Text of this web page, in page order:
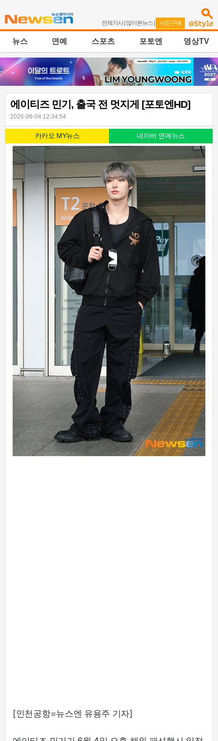
전체기사| 많이본뉴스 | 사진구매
뉴스 연예 스포츠 포토엔 영상TV
에이티즈 민기, 출국 전 멋지게 [포토엔HD]
2026-06-04 12:34:54
카카오 MY뉴스 네이버 연예뉴스
[인천공항=뉴스엔 유용주 기자]